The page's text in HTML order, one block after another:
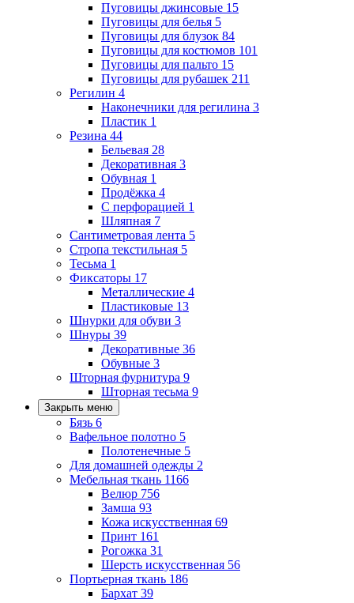
Пуговицы джинсовые 15
Пуговицы для белья 5
Пуговицы для блузок 84
Пуговицы для костюмов 101
Пуговицы для пальто 15
Пуговицы для рубашек 211
Регилин 4
Наконечники для регилина 3
Пластик 1
Резина 44
Бельевая 28
Декоративная 3
Обувная 1
Продёжка 4
С перфорацией 1
Шляпная 7
Сантиметровая лента 5
Стропа текстильная 5
Тесьма 1
Фиксаторы 17
Металлические 4
Пластиковые 13
Шнурки для обуви 3
Шнуры 39
Декоративные 36
Обувные 3
Шторная фурнитура 9
Шторная тесьма 9
Закрыть меню
Бязь 6
Вафельное полотно 5
Полотенечные 5
Для домашней одежды 2
Мебельная ткань 1166
Велюр 756
Замша 93
Кожа искусственная 69
Принт 161
Рогожка 31
Шерсть искусственная 56
Портьерная ткань 186
Бархат 39